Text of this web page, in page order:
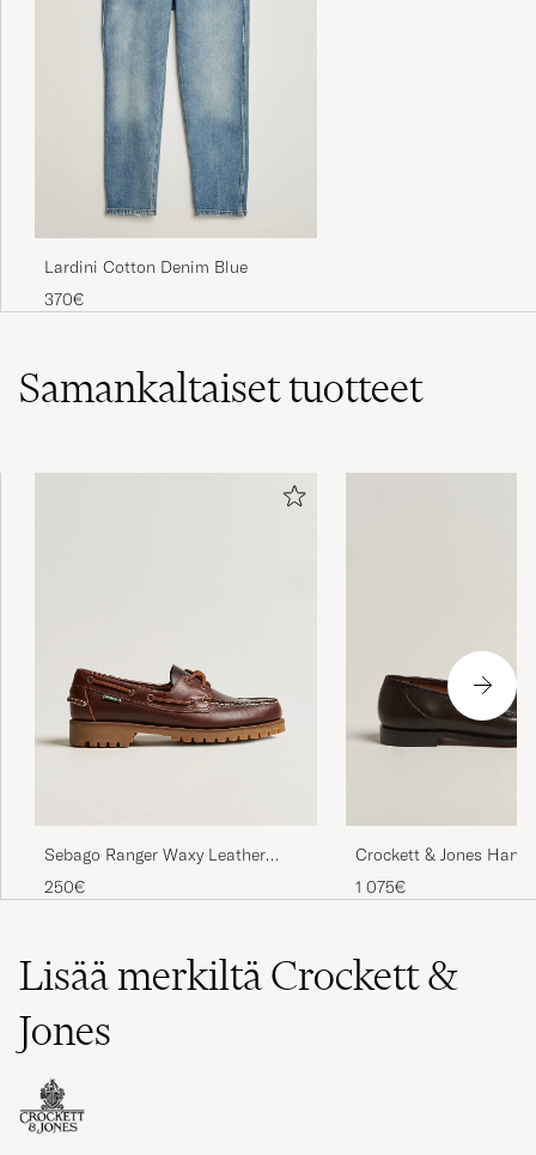
Lardini Cotton Denim Blue
370€
Samankaltaisettuotteet
Sebago Ranger Waxy Leather
Loafer Brown Gum
250€
Crockett & Jones
Brown Shell Cordovan
1 075€
Lisää merkiltä Crockett &
Jones